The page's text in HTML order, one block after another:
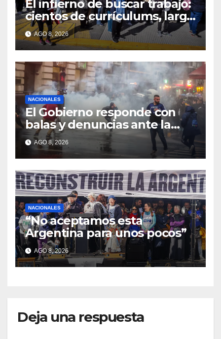
El infierno de buscar trabajo:
cientos de currículums, larga
espera y menos puestos
registrados
AGO 8, 2026
NACIONALES
El Gobierno responde con
balas y denuncias ante la
protesta
AGO 8, 2026
NACIONALES
“No aceptamos esta
Argentina para unos pocos”
AGO 8, 2026
Deja una respuesta